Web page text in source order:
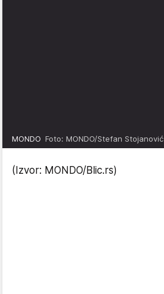
MONDO Foto: MONDO/Stefan Stojanović
(Izvor: MONDO/Blic.rs)